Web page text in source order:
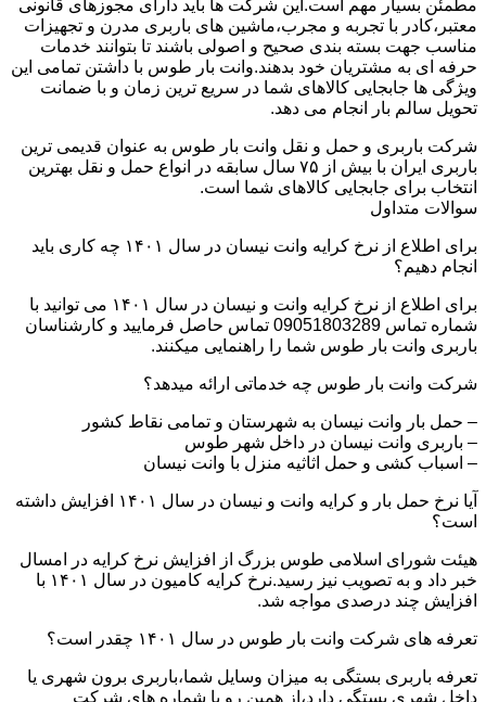
مطمئن بسیار مهم است.این شرکت ها باید دارای مجوزهای قانونی
معتبر،کادر با تجربه و مجرب،ماشین های باربری مدرن و تجهیزات
مناسب جهت بسته بندی صحیح و اصولی باشند تا بتوانند خدمات
حرفه ای به مشتریان خود بدهند.وانت بار طوس با داشتن تمامی این
ویژگی ها جابجایی کالاهای شما در سریع ترین زمان و با ضمانت
تحویل سالم بار انجام می دهد.
شرکت باربری و حمل و نقل وانت بار طوس به عنوان قدیمی ترین
باربری ایران با بیش از ۷۵ سال سابقه در انواع حمل و نقل بهترین
انتخاب برای جابجایی کالاهای شما است.
سوالات متداول
برای اطلاع از نرخ کرایه وانت نیسان در سال ۱۴۰۱ چه کاری باید
انجام دهیم؟
برای اطلاع از نرخ کرایه وانت و نیسان در سال ۱۴۰۱ می توانید با
شماره تماس 09051803289 تماس حاصل فرمایید و کارشناسان
باربری وانت بار طوس شما را راهنمایی میکنند.
شرکت وانت بار طوس چه خدماتی ارائه میدهد؟
– حمل بار وانت نیسان به شهرستان و تمامی نقاط کشور
– باربری وانت نیسان در داخل شهر طوس
– اسباب کشی و حمل اثاثیه منزل با وانت نیسان
آیا نرخ حمل بار و کرایه وانت و نیسان در سال ۱۴۰۱ افزایش داشته
است؟
هیئت شورای اسلامی طوس بزرگ از افزایش نرخ کرایه در امسال
خبر داد و به تصویب نیز رسید.نرخ کرایه کامیون در سال ۱۴۰۱ با
افزایش چند درصدی مواجه شد.
تعرفه های شرکت وانت بار طوس در سال ۱۴۰۱ چقدر است؟
تعرفه باربری بستگی به میزان وسایل شما،باربری برون شهری یا
داخل شهری بستگی دارد،از همین رو با شماره های شرکت